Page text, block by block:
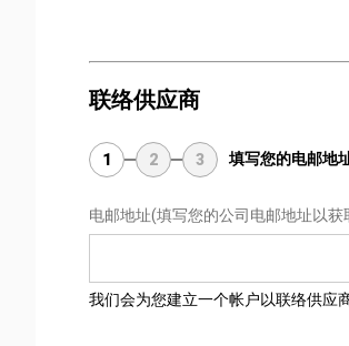
联络供应商
1 2 3 填写您的电邮地
电邮地址(填写您的公司电邮地址以获
我们会为您建立一个帐户以联络供应